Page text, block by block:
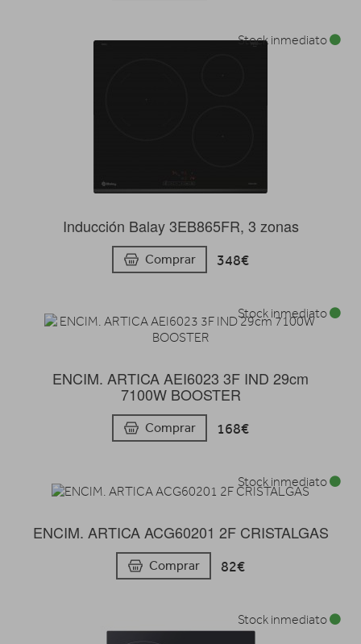
Inducción Balay 3EB865FR, 3 zonas
Comprar 348€
Stock inmediato
ENCIM. ARTICA AEI6023 3F IND 29cm
7100W BOOSTER
Comprar 168€
Stock inmediato
ENCIM. ARTICA ACG60201 2F CRISTALGAS
Comprar 82€
Stock inmediato
Stock inmediato